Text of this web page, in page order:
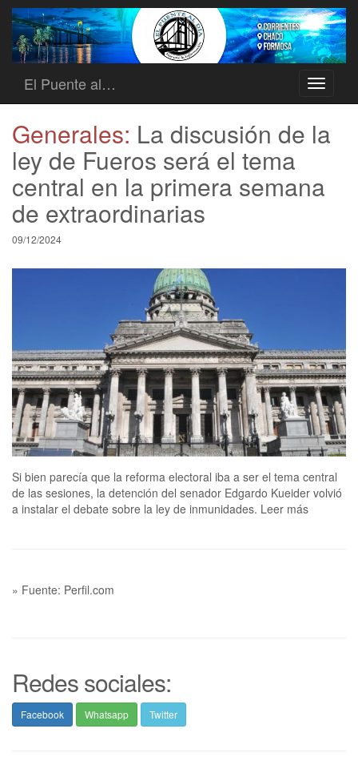
Toggle
El Puente al…
Generales: La discusión de la
ley de Fueros será el tema
central en la primera semana
de extraordinarias
09/12/2024
Si bien parecía que la reforma electoral iba a ser el tema central
de las sesiones, la detención del senador Edgardo Kueider volvió
a instalar el debate sobre la ley de inmunidades. Leer más
» Fuente: Perfil.com
Redes sociales:
Facebook Whatsapp Twitter